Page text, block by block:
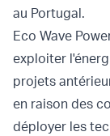
au Portugal.
Eco Wave
exploiter
projets
en raison des
déployer les